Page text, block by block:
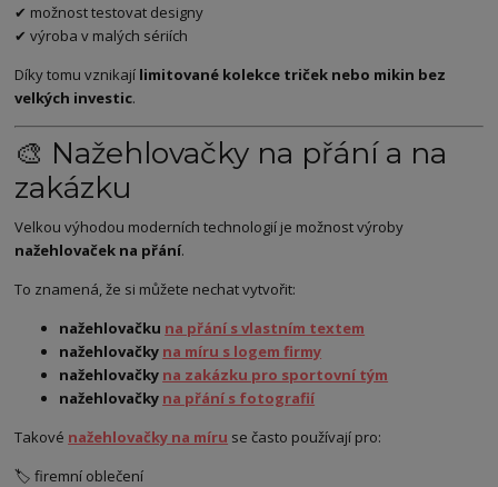
✔ možnost testovat designy
✔ výroba v malých sériích
Díky tomu vznikají limitované kolekce triček nebo mikin bez
velkých investic.
🎨 Nažehlovačky na přání a na
zakázku
Velkou výhodou moderních technologií je možnost výroby
nažehlovaček na přání.
To znamená, že si můžete nechat vytvořit:
nažehlovačku na přání s vlastním textem
nažehlovačky na míru s logem firmy
nažehlovačky na zakázku pro sportovní tým
nažehlovačky na přání s fotografií
Takové nažehlovačky na míru se často používají pro:
🏷️ firemní oblečení